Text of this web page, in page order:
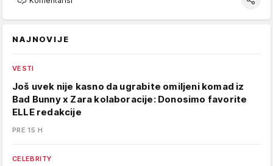
NAJNOVIJE
VESTI
Još uvek nije kasno da ugrabite omiljeni komad iz
Bad Bunny x Zara kolaboracije: Donosimo favorite
ELLE redakcije
PRE 15 H
CELEBRITY